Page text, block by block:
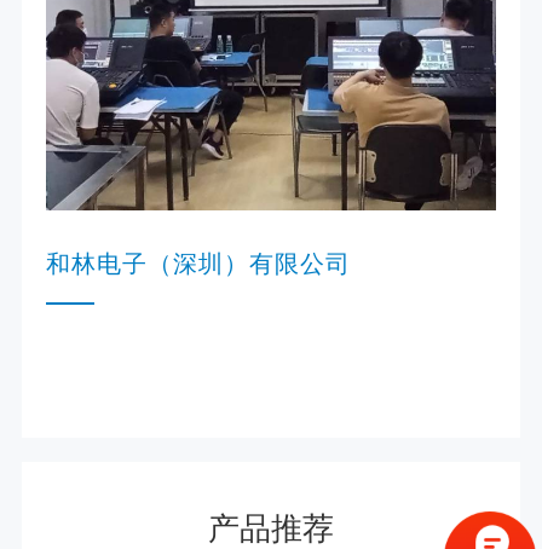
和林电子（深圳）有限公司
产品推荐